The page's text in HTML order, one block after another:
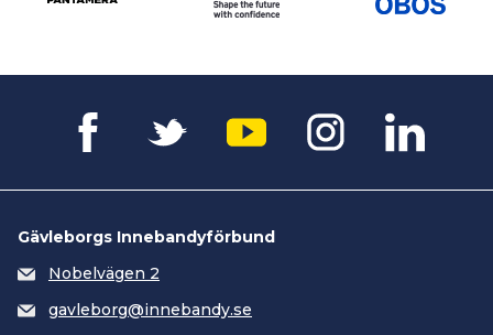
Gävleborgs Innebandyförbund
Nobelvägen 2
gavleborg@innebandy.se